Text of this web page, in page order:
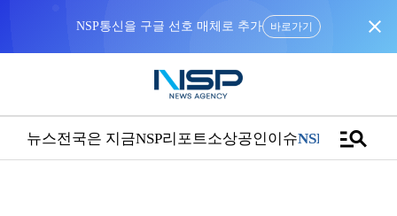
“우리는 독자가 구독할 수 있는 기사를 씁니다” close
뉴스전국은 지금NSP리포트소상공인이슈NSPTVmanage_search